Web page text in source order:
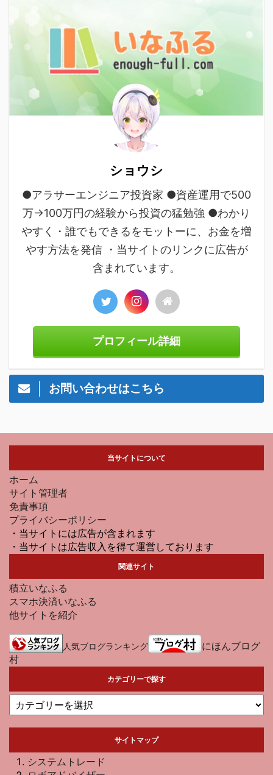
ショウシ
●アラサーエンジニア投資家 ●資産運用で500
万→100万円の経験から投資の猛勉強 ●わかり
やすく・誰でもできるをモットーに、お金を増
やす方法を発信 ・当サイトのリンクに広告が
含まれています。
プロフィール詳細
お問い合わせはこちら
当サイトについて
ホーム
サイト管理者
免責事項
プライバシーポリシー
・当サイトには広告が含まれます
・当サイトは広告収入を得て運営しております
関連サイト
積立いなふる
スマホ決済いなふる
他サイトを紹介
人気ブログランキング
にほんブログ
村
カテゴリーで探す
サイトマップ
システムトレード